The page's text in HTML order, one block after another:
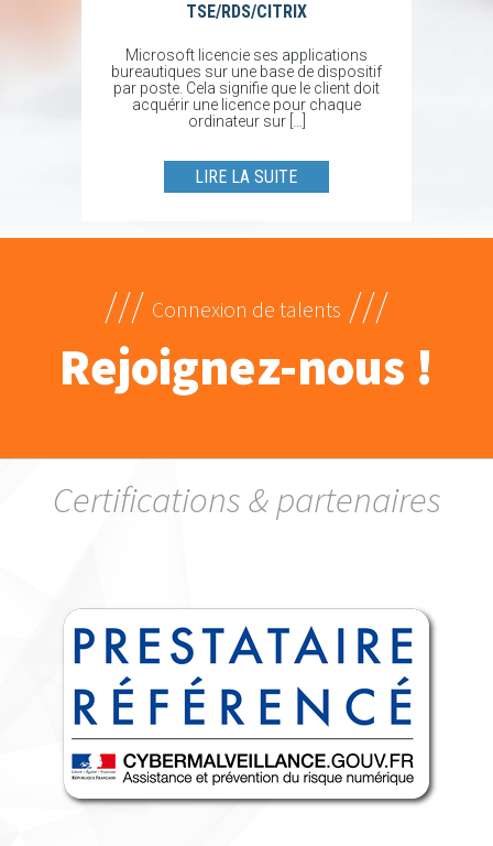
TSE/RDS/CITRIX
Microsoft licencie ses applications
bureautiques sur une base de dispositif
par poste. Cela signifie que le client doit
acquérir une licence pour chaque
ordinateur sur […]
LIRE LA SUITE
/// Connexion de talents ///
Rejoignez-nous !
Certifications & partenaires